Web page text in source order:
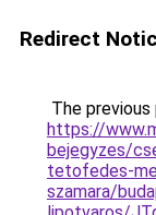
Redirect
The
https://
bejegyzes/
tetofedes-
szamara/